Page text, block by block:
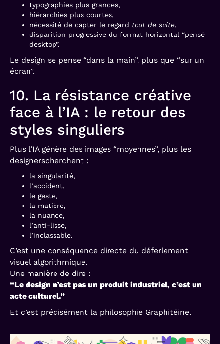
typographies plus grandes,
hiérarchies plus courtes,
nécessité de capter le regard tout de suite,
disparition progressive du format horizontal “pensé
desktop”.
Le design se pense “dans la main”, plus que “sur un
écran”.
10. La résistance créative
face à l’IA : le retour des
styles singuliers
Plus l’IA génère des images “moyennes”, plus les
designerscherchent :
la singularité,
l’accident,
le geste,
la matière,
la nuance,
l’anti-lisse,
l’inclassable.
C’est une conséquence directe du déferlement
visuel algorithmique.
Une manière de dire :
“Le design n’est pas un produit industriel, c’est un
acte culturel.”
Et c’est précisément la philosophie Graphitéine.